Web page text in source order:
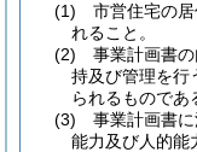
(1)
市営住宅の
れること。
(2)
事業計画書
持及び管理を行
られるものであ
(3)
事業計画書
能力及び人的能